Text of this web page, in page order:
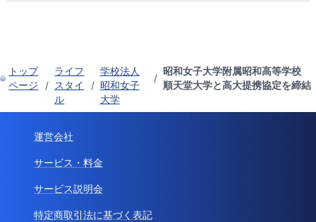
トップ
ページ
/
ライフ
スタイ
ル
/
学校法人
昭和女子
大学
/
昭和女子大学附属昭和高等学校
順天堂大学と高大提携協定を締結
運営会社
サービス・料金
サービス説明会
特定商取引法に基づく表記